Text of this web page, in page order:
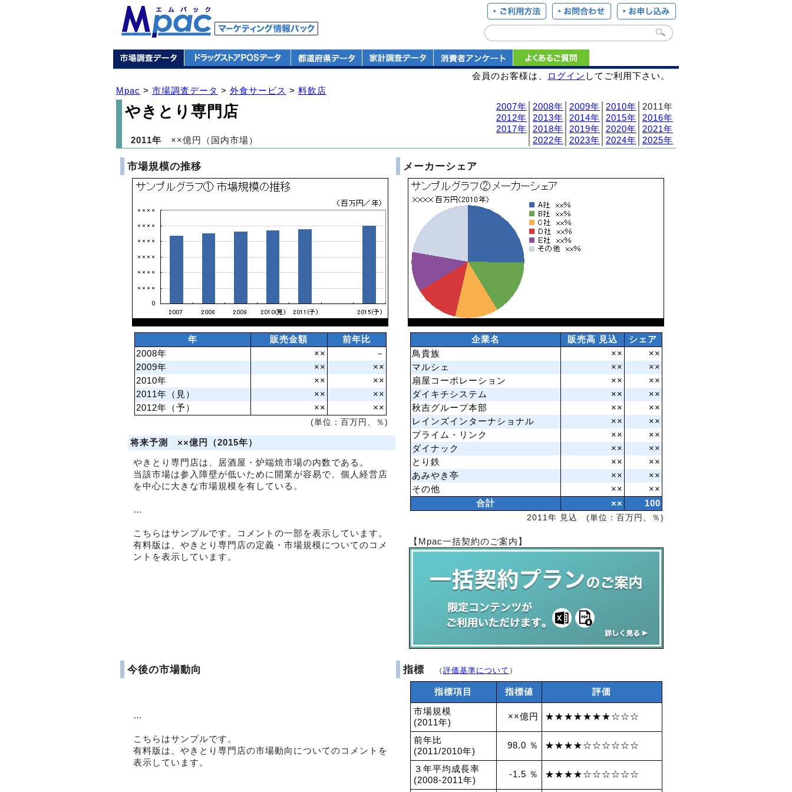
会員のお客様は、 ログイン してご利用下さい。
Mpac > 市場調査データ > 外食サービス > 料飲店
やきとり専門店 2007年 2008年 2009年 2010年 │2011年
2012年
2013年 2014年 2015年
2016年
2017年
2018年 2019年 2020年
2021年
2022年 2023年 2024年 2025年
2011年 ××億円（国内市場）
市場規模の推移
年 販売金額
前年比
2008年
××
－
2009年
××
××
2010年
××
××
2011年（見）
××
××
2012年（予）
××
××
(単位：百万円、％)
将来予測 ××億円（2015年）
やきとり専門店は、居酒屋・炉端焼市場の内数である。
当該市場は参入障壁が低いために開業が容易で、個人経営店
を中心に大きな市場規模を有している。
…
こちらはサンプルです。コメントの一部を表示しています。
有料版は、やきとり専門店の定義・市場規模についてのコメ
ントを表示しています。
メーカーシェア
企業名 販売高 見込
シェア
鳥貴族
××
××
マルシェ
××
××
扇屋コーポレーション
××
××
ダイキチシステム
××
××
秋吉グループ本部
××
××
レインズインターナショナル
××
××
プライム・リンク
××
××
ダイナック
××
××
とり鉄
××
××
あみやき亭
××
××
その他
××
××
合計
××
100
2011年 見込 (単位：百万円、％)
【Mpac一括契約のご案内】
今後の市場動向
…
こちらはサンプルです。
有料版は、やきとり専門店の市場動向についてのコメントを
表示しています。
指標 （ 評価基準について ）
指標項目 指標値 評価
市場規模
(2011年)
××億円 ★★★★★★★☆☆☆
前年比
(2011/2010年)
98.0 ％ ★★★★☆☆☆☆☆☆
３年平均成長率
(2008-2011年)
-1.5 ％ ★★★★☆☆☆☆☆☆